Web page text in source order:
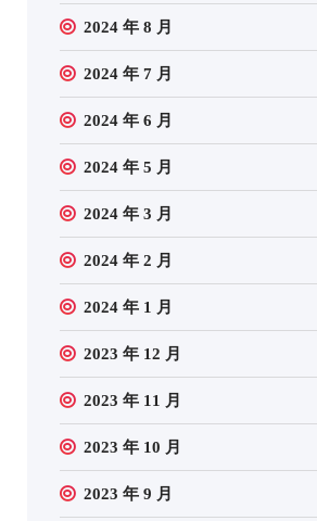
2024 年 8 月
2024 年 7 月
2024 年 6 月
2024 年 5 月
2024 年 3 月
2024 年 2 月
2024 年 1 月
2023 年 12 月
2023 年 11 月
2023 年 10 月
2023 年 9 月